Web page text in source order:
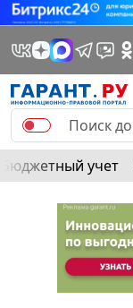
Бюджетный учет